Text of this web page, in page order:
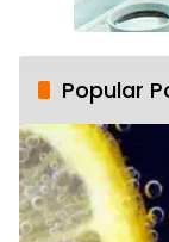
Popular